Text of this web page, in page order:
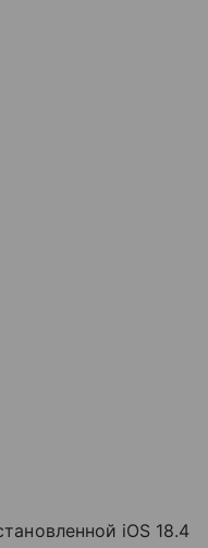
iOS 18.4